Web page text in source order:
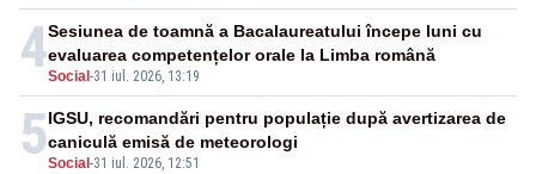
4Social -31 iul. 2026, 13:19
Sesiunea de toamnă a Bacalaureatului începe luni cu
evaluarea competențelor orale la Limba română
5Social -31 iul. 2026, 12:51
IGSU, recomandări pentru populație după avertizarea de
caniculă emisă de meteorologi